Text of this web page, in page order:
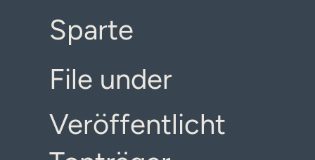
Sparte
File under
Veröffentlicht